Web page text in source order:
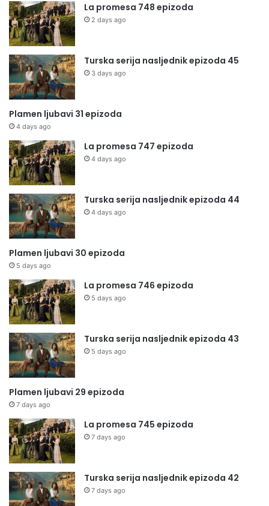
La promesa 748 epizoda
2 days ago
Turska serija nasljednik epizoda 45
3 days ago
Plamen ljubavi 31 epizoda
4 days ago
La promesa 747 epizoda
4 days ago
Turska serija nasljednik epizoda 44
4 days ago
Plamen ljubavi 30 epizoda
5 days ago
La promesa 746 epizoda
5 days ago
Turska serija nasljednik epizoda 43
5 days ago
Plamen ljubavi 29 epizoda
7 days ago
La promesa 745 epizoda
7 days ago
Turska serija nasljednik epizoda 42
7 days ago